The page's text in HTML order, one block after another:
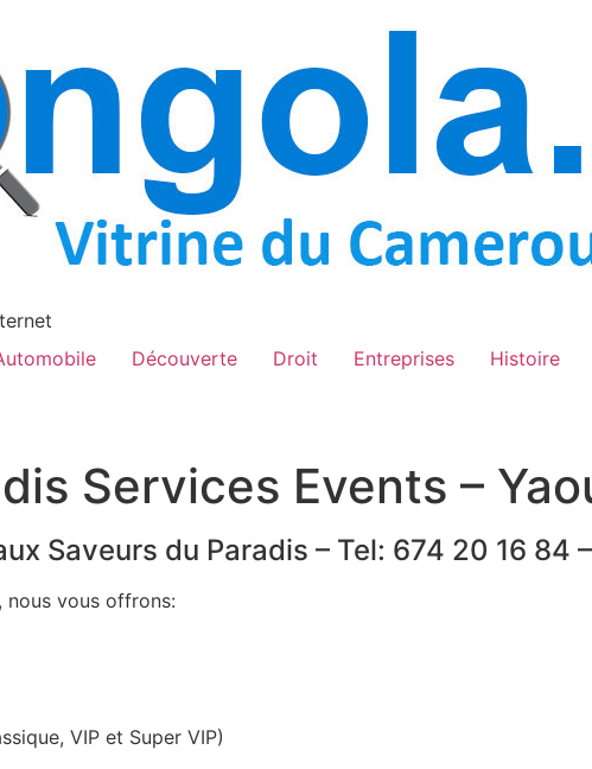
Découverte Droit Entreprises Histoire
Services Events –
Saveurs du Paradis – Tel: 674 20 16 84
nous vous offrons:
VIP et Super VIP)